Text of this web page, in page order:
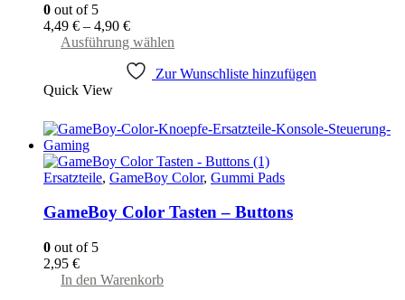
0 out of 5
4,49 € – 4,90 €
Ausführung wählen
weist
auf.
Die
Optionen
können
auf
Produktseite
Zur Wunschliste hinzufügen
Quick View
Ersatzteile, GameBoy Color, Gummi Pads
GameBoy Color Tasten – Buttons
0 out of 5
2,95 €
In den Warenkorb